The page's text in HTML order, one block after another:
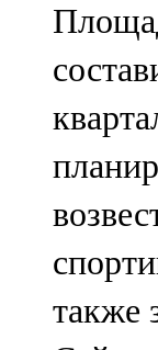
107,8
Теләче
106,1
Түбән
102,6
также